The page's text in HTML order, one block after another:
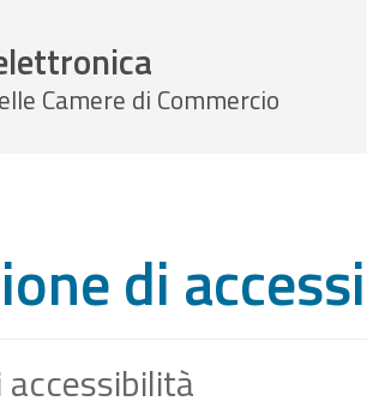
Camere di Commercio
di
accessibilità